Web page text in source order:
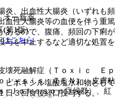
、出血性大腸炎（いずれも頻
血性大腸炎等の血便を伴う重篤
あるので、腹痛、頻回の下痢が
与を中止するなど適切な処置を
壊死融解症（Ｔｏｘｉｃ Ｅｐ
ｙｓｉｓ：ＴＥＮ）、皮膚粘
−Ｊｏｈｎｓｏｎ症候群）、紅
オー新薬
(第1版)
はこちら
ボキシル塩酸塩水和物として
日３回食後経口投与する。